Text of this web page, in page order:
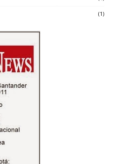
(1)